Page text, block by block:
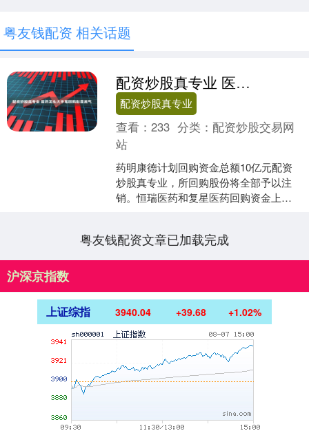
粤友钱配资 相关话题
配资炒股真专业 医药龙头大手笔回购彰显底气
配资炒股真专业
查看：233 分类：配资炒股交易网
站
药明康德计划回购资金总额10亿元配资
炒股真专业，所回购股份将全部予以注
销。恒瑞医药和复星医药回购资金上限
粤友钱配资文章已加载完成
沪深京指数
上证综指 3940.04 +39.68 +1.02%